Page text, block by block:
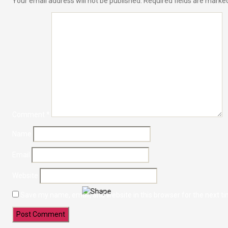
Save my name, email, and website in this browser for the next